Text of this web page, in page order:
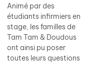
Animé par des
étudiants infirmiers en
stage, les familles de
Tam Tam & Doudous
ont ainsi pu poser
toutes leurs questions